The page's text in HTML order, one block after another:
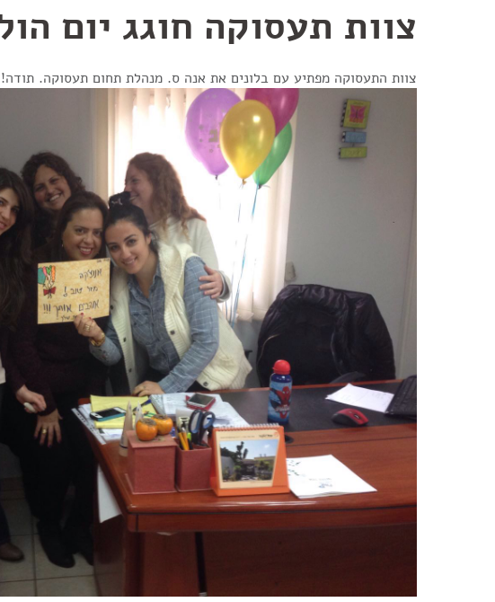
צוות תעסוקה חוגג יום
צוות התעסוקה מפתיע עם בלונים את אנה ס. מנהלת תחום תעסוקה. תודה!